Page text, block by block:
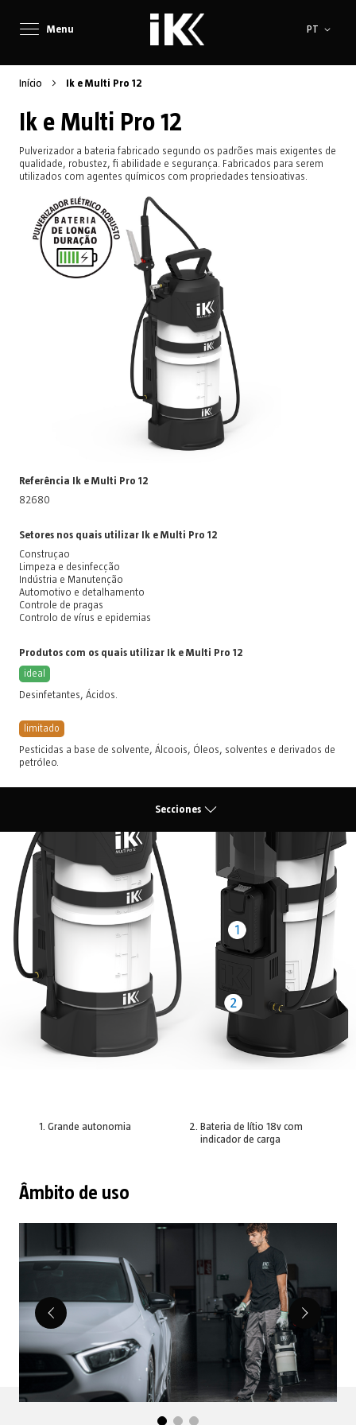
Menu Idioma
PT
Início Ik e Multi Pro 12
Ik e Multi Pro 12
Pulverizador a bateria fabricado segundo os padrões mais exigentes de
qualidade, robustez, fi abilidade e segurança. Fabricados para serem
utilizados com agentes químicos com propriedades tensioativas.
Referência Ik e Multi Pro 12
82680
Setores nos quais utilizar Ik e Multi Pro 12
Construçao
Limpeza e desinfecção
Indústria e Manutenção
Automotivo e detalhamento
Controle de pragas
Controlo de vírus e epidemias
Produtos com os quais utilizar Ik e Multi Pro 12
ideal
Desinfetantes, Ácidos
limitado
Pesticidas a base de solvente, Álcoois, Óleos, solventes e derivados de
petróleo.
Secciones
Grande autonomia
Bateria de lítio 18v com
indicador de carga
Âmbito de uso